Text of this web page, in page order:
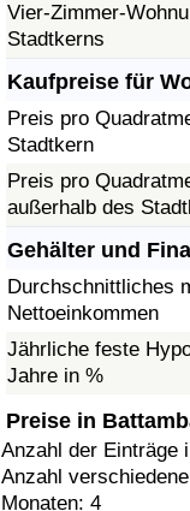
Vier-Zimmer-
Stadtkerns
Kaufpreise für
Preis pro
Stadtkern
Preis pro
außerhalb des
Gehälter und
Durchschnittliches
Nettoeinkommen
Jährliche feste
Jahre in %
Preise in
Anzahl der Einträge
Anzahl
Monaten: 4